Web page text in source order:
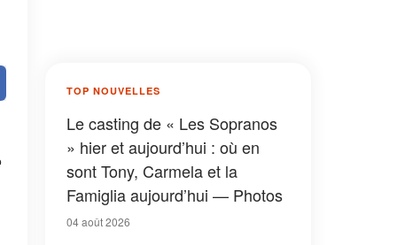
TOP NOUVELLES
Le casting de « Les Sopranos
» hier et aujourd’hui : où en
sont Tony, Carmela et la
Famiglia aujourd’hui — Photos
04 août 2026